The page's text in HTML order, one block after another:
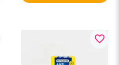
favorite_border